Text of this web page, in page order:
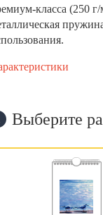
класса (250
Выберите